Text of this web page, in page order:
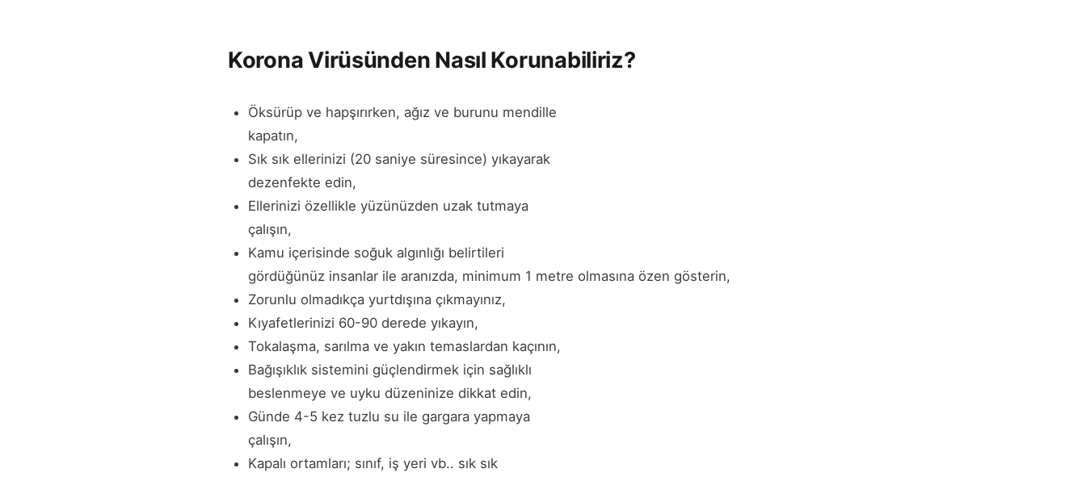
Korona Virüsünden Nasıl Korunabiliriz?
Öksürüp ve hapşırırken, ağız ve burunu mendille
kapatın,
Sık sık ellerinizi (20 saniye süresince) yıkayarak
dezenfekte edin,
Ellerinizi özellikle yüzünüzden uzak tutmaya
çalışın,
Kamu içerisinde soğuk algınlığı belirtileri
gördüğünüz insanlar ile aranızda, minimum 1 metre olmasına özen gösterin,
Zorunlu olmadıkça yurtdışına çıkmayınız,
Kıyafetlerinizi 60-90 derede yıkayın,
Tokalaşma, sarılma ve yakın temaslardan kaçının,
Bağışıklık sistemini güçlendirmek için sağlıklı
beslenmeye ve uyku düzeninize dikkat edin,
Günde 4-5 kez tuzlu su ile gargara yapmaya
çalışın,
Kapalı ortamları; sınıf, iş yeri vb.. sık sık